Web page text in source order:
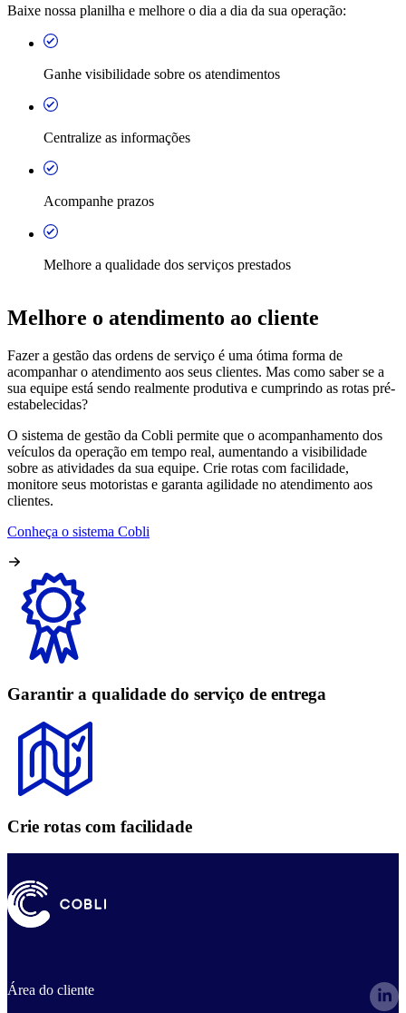
Baixe nossa planilha e melhore o dia a dia da sua operação:
Ganhe visibilidade sobre os atendimentos
Centralize as informações
Acompanhe prazos
Melhore a qualidade dos serviços prestados
Melhore o atendimento ao cliente
Fazer a gestão das ordens de serviço é uma ótima forma de
acompanhar o atendimento aos seus clientes. Mas como saber se a
sua equipe está sendo realmente produtiva e cumprindo as rotas pré-
estabelecidas?
O sistema de gestão da Cobli permite que o acompanhamento dos
veículos da operação em tempo real, aumentando a visibilidade
sobre as atividades da sua equipe. Crie rotas com facilidade,
monitore seus motoristas e garanta agilidade no atendimento aos
clientes.
Conheça o sistema Cobli
Garantir a qualidade do serviço de entrega
Crie rotas com facilidade
Área do cliente